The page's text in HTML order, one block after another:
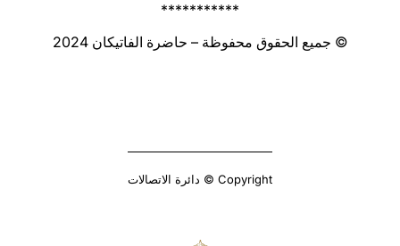
***********
© جميع الحقوق محفوظة – حاضرة الفاتيكان 2024
Copyright © دائرة الاتصالات